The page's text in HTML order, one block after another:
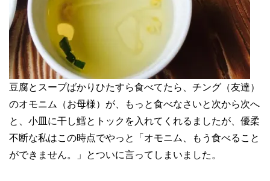
豆腐とスープばかりひたすら食べてたら、チング（友達）
のオモニム（お母様）が、もっと食べなさいと次から次へ
と、小皿に干し鱈とトックを入れてくれるましたが、優柔
不断な私はこの時点でやっと「オモニム、もう食べること
ができません。」とついに言ってしまいました。